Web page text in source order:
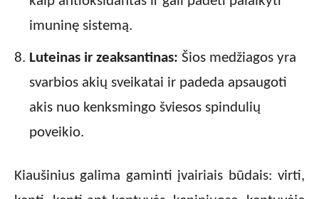
imuninę sistemą.
Luteinas ir zeaksantinas: Šios medžiagos yra
svarbios akių sveikatai ir padeda apsaugoti
akis nuo kenksmingo šviesos spindulių
poveikio.
Kiaušinius galima gaminti įvairiais būdais: virti,